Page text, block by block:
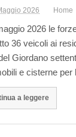
2026 Home
2026 le
36 veicoli ai
Giordano
e cisterne
a leggere